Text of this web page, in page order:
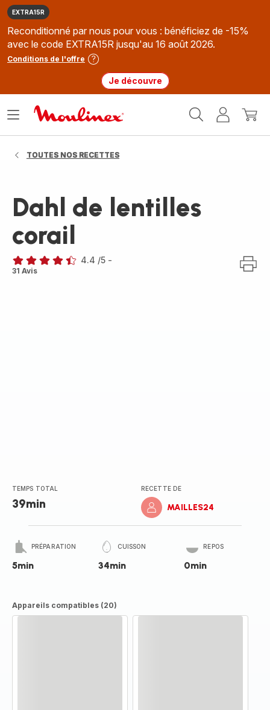
EXTRA15R
Reconditionné par nous pour vous : bénéficiez de -15%
avec le code EXTRA15R jusqu'au 16 août 2026.
Conditions de l'offre
Je découvre
MonMon
Ouvrir
TOUTES NOS RECETTES
Dahl de lentilles
corail
ratings.4.4
4.4 /5 -
31 Avis
TEMPS TOTAL
39min
RECETTE DE
MAILLES24
PRÉPARATION
5min
CUISSON
34min
REPOS
0min
Appareils compatibles (20)